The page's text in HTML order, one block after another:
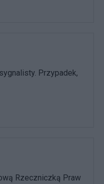
Przypadek,
Rzeczniczką Praw